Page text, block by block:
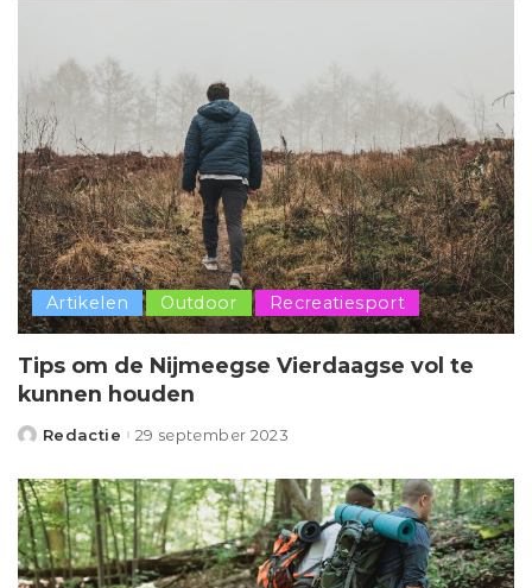
Artikelen Outdoor Recreatiesport
Tips om de Nijmeegse Vierdaagse vol te
kunnen houden
Posted
Redactie 29 september 2023